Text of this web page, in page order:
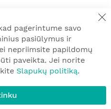
pagerintume savo
pasiūlymus ir
nepriimsite papildomų
paveikta. Jei norite
Slapukų politiką.